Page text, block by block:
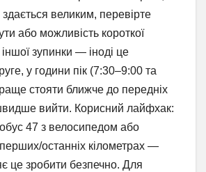
великим, перевірте
або можливість короткої
зупинки — іноді це
у години пік (7:30–9:00 та
стояти ближче до передніх
вийти. Корисний лайфхак:
47 з велосипедом або
останніх кілометрах —
це зробити безпечно. Для